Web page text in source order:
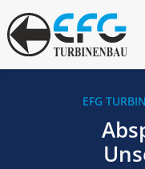
EFG